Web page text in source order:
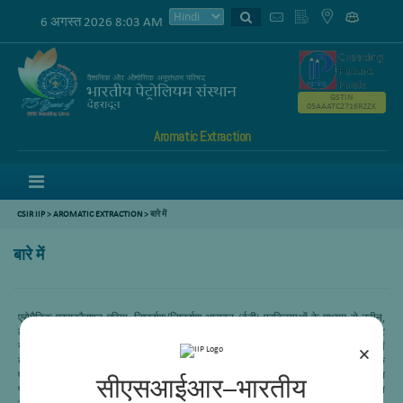
×
सीएसआईआर–भारतीय
6 अगस्त 2026 8:03 AM
Aromatic Extraction
GSTIN
05AAATC2716R2ZK
CSIR IIP>AROMATIC EXTRACTION>बारे में
बारे में
एरोमैटिक एक्सट्रैक्शन एरिया, निष्कर्षण/निष्कर्षण आसवन (ईडी) प्रक्रियाओं के माध्यम से नवीन,
लागत प्रतिस्पर्धी और पर्यावरण के अनुकूल सॉल्वैंट्स का उपयोग करके पेट्रोलियम धाराओं (लाइट
नेफ्था से गैस ऑयल) आदि से अशुद्धियों के निष्कर्षण या शुद्ध यौगिकों के उत्पादन के लिए प्रक्रियाओं
के अनुसंधान और विकास से संबंधित है। . अपशिष्ट प्लास्टिक/किण्वन शोरबा/जैव तेल के
पायरोलिसिस से धाराओं का मूल्यवर्धन भी किया जाता है। हीट इंटीग्रेशन का उपयोग करके प्रोसेस
फ्लो स्कीम की अवधारणा को प्रोसेस डिज़ाइन और स्केल अप टू कमर्शियल स्केल के लिए सिमुलेशन